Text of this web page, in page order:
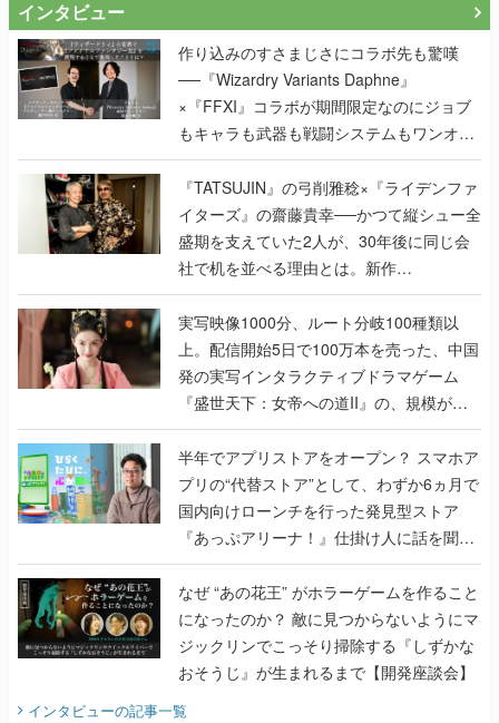
インタビュー
作り込みのすさまじさにコラボ先も驚嘆
──『Wizardry Variants Daphne』
×『FFXI』コラボが期間限定なのにジョブ
もキャラも武器も戦闘システムもワンオフ
で作り込まれた理由を両ディレクターに聞
く
『TATSUJIN』の弓削雅稔×『ライデンファ
イターズ』の齋藤貴幸──かつて縦シュー全
盛期を支えていた2人が、30年後に同じ会
社で机を並べる理由とは。新作
『TATSUJIN EXTREME』で初タッグを組
んだレジェンド2人に訊く開発秘話
実写映像1000分、ルート分岐100種類以
上。配信開始5日で100万本を売った、中国
発の実写インタラクティブドラマゲーム
『盛世天下：女帝への道II』の、規模が違
うこだわりをプロデューサーに聞いた
半年でアプリストアをオープン？ スマホア
プリの“代替ストア”として、わずか6ヵ月で
国内向けローンチを行った発見型ストア
『あっぷアリーナ！』仕掛け人に話を聞い
てみた
なぜ “あの花王” がホラーゲームを作ること
になったのか？ 敵に見つからないようにマ
ジックリンでこっそり掃除する『しずかな
おそうじ』が生まれるまで【開発座談会】
インタビューの記事一覧